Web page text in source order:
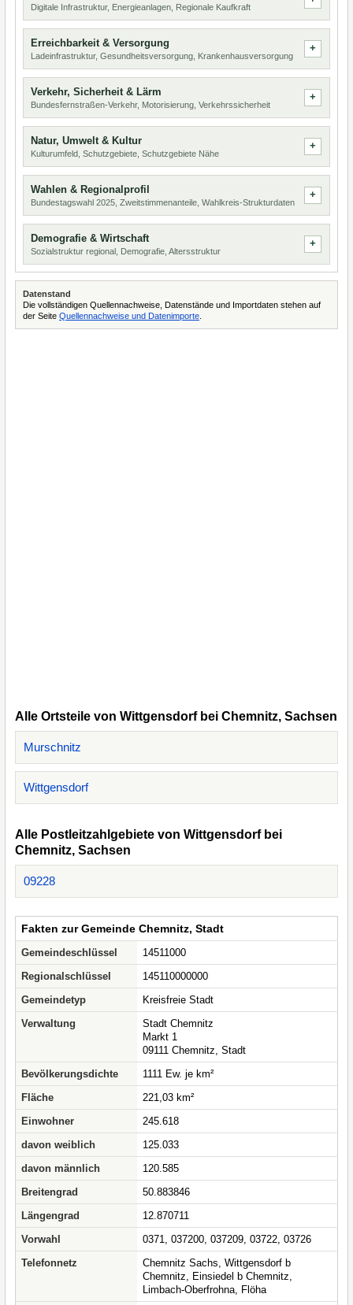
Digitale Infrastruktur, Energieanlagen, Regionale Kaufkraft
Erreichbarkeit & Versorgung
Ladeinfrastruktur, Gesundheitsversorgung, Krankenhausversorgung
Verkehr, Sicherheit & Lärm
Bundesfernstraßen-Verkehr, Motorisierung, Verkehrssicherheit
Natur, Umwelt & Kultur
Kulturumfeld, Schutzgebiete, Schutzgebiete Nähe
Wahlen & Regionalprofil
Bundestagswahl 2025, Zweitstimmenanteile, Wahlkreis-Strukturdaten
Demografie & Wirtschaft
Sozialstruktur regional, Demografie, Altersstruktur
Datenstand
Die vollständigen Quellennachweise, Datenstände und Importdaten stehen auf
der Seite Quellennachweise und Datenimporte
Alle Ortsteile von Wittgensdorf bei Chemnitz, Sachsen
Murschnitz
Wittgensdorf
Alle Postleitzahlgebiete von Wittgensdorf bei
Chemnitz, Sachsen
09228
Fakten zur Gemeinde Chemnitz, Stadt
Gemeindeschlüssel
14511000
Regionalschlüssel
145110000000
Gemeindetyp
Kreisfreie Stadt
Verwaltung
Stadt Chemnitz
Markt 1
09111 Chemnitz, Stadt
Bevölkerungsdichte
1111 Ew. je km²
Fläche
221,03 km²
Einwohner
245.618
davon weiblich
125.033
davon männlich
120.585
Breitengrad
50.883846
Längengrad
12.870711
Vorwahl
0371, 037200, 037209, 03722, 03726
Telefonnetz
Chemnitz Sachs, Wittgensdorf b
Chemnitz, Einsiedel b Chemnitz,
Limbach-Oberfrohna, Flöha